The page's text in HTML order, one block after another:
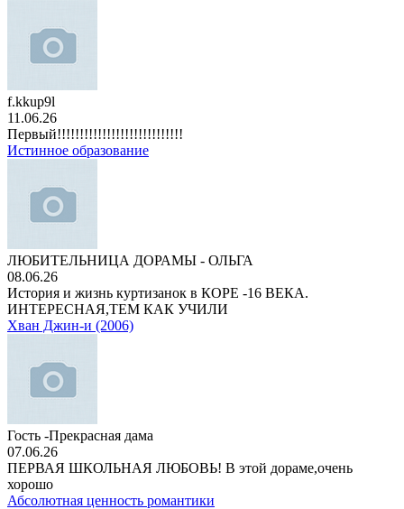
f.kkup9l
11.06.26
Первый!!!!!!!!!!!!!!!!!!!!!!!!!!!!
Истинное образование
ЛЮБИТЕЛЬНИЦА ДОРАМЫ - ОЛЬГА
08.06.26
История и жизнь куртизанок в КОРЕ -16 ВЕКА.
ИНТЕРЕСНАЯ,ТЕМ КАК УЧИЛИ
Хван Джин-и (2006)
Гость -Прекрасная дама
07.06.26
ПЕРВАЯ ШКОЛЬНАЯ ЛЮБОВЬ! В этой дораме,очень
хорошо
Абсолютная ценность романтики